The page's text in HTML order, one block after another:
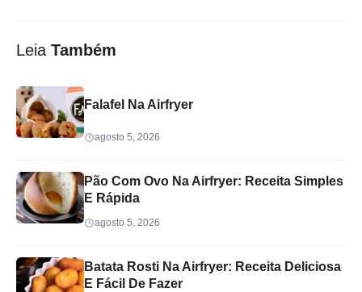
Leia Também
Falafel Na Airfryer
agosto 5, 2026
Pão Com Ovo Na Airfryer: Receita Simples
E Rápida
agosto 5, 2026
Batata Rosti Na Airfryer: Receita Deliciosa
E Fácil De Fazer